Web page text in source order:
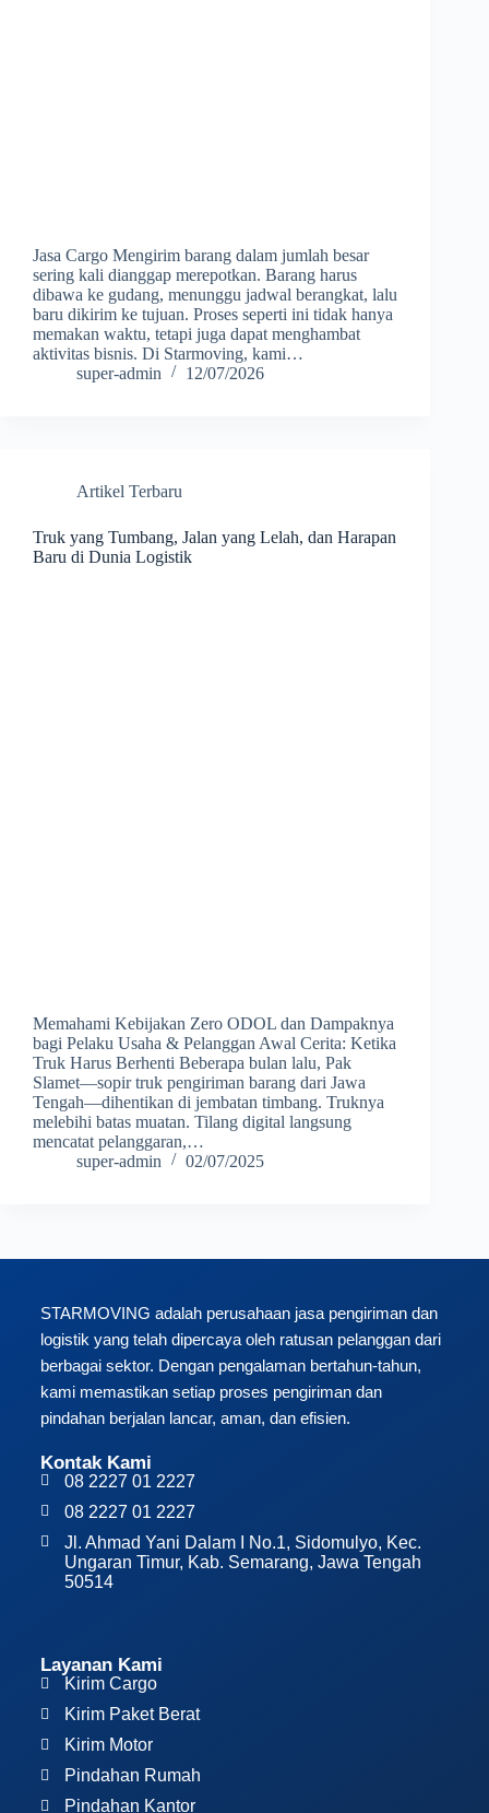
Jasa Cargo Mengirim barang dalam jumlah besar
sering kali dianggap merepotkan. Barang harus
dibawa ke gudang, menunggu jadwal berangkat, lalu
baru dikirim ke tujuan. Proses seperti ini tidak hanya
memakan waktu, tetapi juga dapat menghambat
aktivitas bisnis. Di Starmoving, kami…
super-admin
12/07/2026
Artikel Terbaru
Truk yang Tumbang, Jalan yang Lelah, dan Harapan
Baru di Dunia Logistik
Memahami Kebijakan Zero ODOL dan Dampaknya
bagi Pelaku Usaha & Pelanggan Awal Cerita: Ketika
Truk Harus Berhenti Beberapa bulan lalu, Pak
Slamet—sopir truk pengiriman barang dari Jawa
Tengah—dihentikan di jembatan timbang. Truknya
melebihi batas muatan. Tilang digital langsung
mencatat pelanggaran,…
super-admin
02/07/2025
STARMOVING adalah perusahaan jasa pengiriman dan
logistik yang telah dipercaya oleh ratusan pelanggan dari
berbagai sektor. Dengan pengalaman bertahun-tahun,
kami memastikan setiap proses pengiriman dan
pindahan berjalan lancar, aman, dan efisien.
Kontak Kami
08 2227 01 2227
08 2227 01 2227
Jl. Ahmad Yani Dalam I No.1, Sidomulyo, Kec.
Ungaran Timur, Kab. Semarang, Jawa Tengah
50514
Layanan Kami
Kirim Cargo
Kirim Paket Berat
Kirim Motor
Pindahan Rumah
Pindahan Kantor